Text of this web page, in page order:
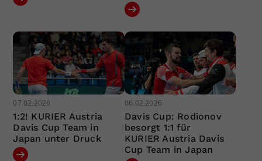
07.02.2026
1:2! KURIER Austria
Davis Cup Team in
Japan unter Druck
06.02.2026
Davis Cup: Rodionov
besorgt 1:1 für
KURIER Austria Davis
Cup Team in Japan